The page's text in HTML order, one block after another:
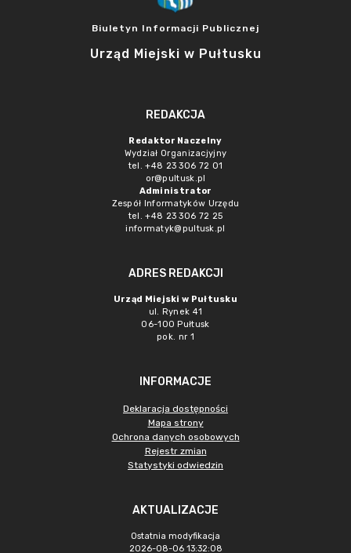
Biuletyn Informacji Publicznej
Urząd Miejski w Pułtusku
REDAKCJA
Redaktor Naczelny
Wydział Organizacjyjny
tel. +48 23 306 72 01
or@pultusk.pl
Administrator
Zespół Informatyków Urzędu
tel. +48 23 306 72 25
informatyk@pultusk.pl
ADRES REDAKCJI
Urząd Miejski w Pułtusku
ul. Rynek 41
06-100 Pułtusk
pok. nr 1
INFORMACJE
Deklaracja dostępności
Mapa strony
Ochrona danych osobowych
Rejestr zmian
Statystyki odwiedzin
AKTUALIZACJE
Ostatnia modyfikacja
2026-08-06 13:32:08